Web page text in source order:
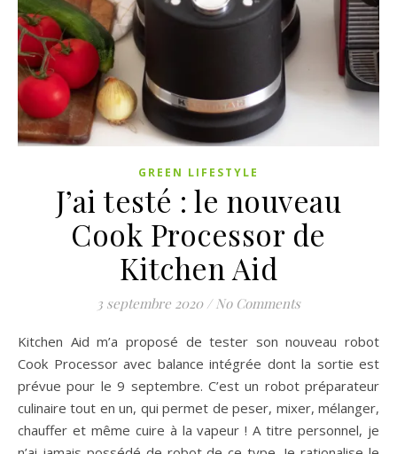
GREEN LIFESTYLE
J’ai testé : le nouveau
Cook Processor de
Kitchen Aid
3 septembre 2020 / No Comments
Kitchen Aid m’a proposé de tester son nouveau robot
Cook Processor avec balance intégrée dont la sortie est
prévue pour le 9 septembre. C’est un robot préparateur
culinaire tout en un, qui permet de peser, mixer, mélanger,
chauffer et même cuire à la vapeur ! A titre personnel, je